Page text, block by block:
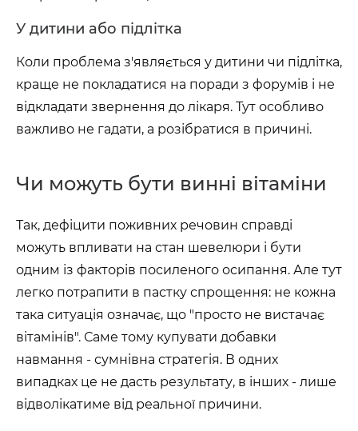
У дитини або підлітка
Коли проблема з'являється у дитини чи підлітка,
краще не покладатися на поради з форумів і не
відкладати звернення до лікаря. Тут особливо
важливо не гадати, а розібратися в причині.
Чи можуть бути винні вітаміни
Так, дефіцити поживних речовин справді
можуть впливати на стан шевелюри і бути
одним із факторів посиленого осипання. Але тут
легко потрапити в пастку спрощення: не кожна
така ситуація означає, що "просто не вистачає
вітамінів". Саме тому купувати добавки
навмання - сумнівна стратегія. В одних
випадках це не дасть результату, в інших - лише
відволікатиме від реальної причини.